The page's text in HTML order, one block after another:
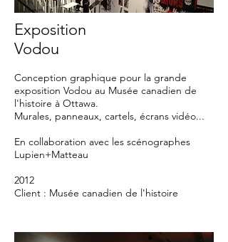
Exposition
Vodou
Conception graphique pour la grande
exposition Vodou au Musée canadien de
l'histoire à Ottawa.
Murales, panneaux, cartels, écrans vidéo...
En collaboration avec les scénographes
Lupien+Matteau
2012
Client : Musée canadien de l'histoire